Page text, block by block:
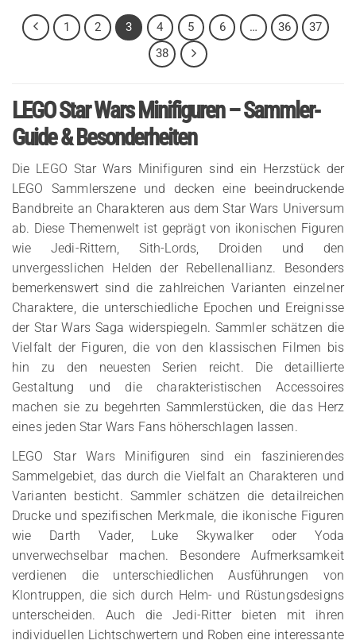
1 2 3 4 5 6 … 36
37
38
LEGO Star Wars Minifiguren – Sammler-
Guide & Besonderheiten
Die LEGO Star Wars Minifiguren sind ein Herzstück der
LEGO Sammlerszene und decken eine beeindruckende
Bandbreite an Charakteren aus dem Star Wars Universum
ab. Diese Themenwelt ist geprägt von ikonischen Figuren
wie Jedi-Rittern, Sith-Lords, Droiden und den
unvergesslichen Helden der Rebellenallianz. Besonders
bemerkenswert sind die zahlreichen Varianten einzelner
Charaktere, die unterschiedliche Epochen und Ereignisse
der Star Wars Saga widerspiegeln. Sammler schätzen die
Vielfalt der Figuren, die von den klassischen Filmen bis
hin zu den neuesten Serien reicht. Die detaillierte
Gestaltung und die charakteristischen Accessoires
machen sie zu begehrten Sammlerstücken, die das Herz
eines jeden Star Wars Fans höherschlagen lassen.
LEGO Star Wars Minifiguren sind ein faszinierendes
Sammelgebiet, das durch die Vielfalt an Charakteren und
Varianten besticht. Sammler schätzen die detailreichen
Drucke und spezifischen Merkmale, die ikonische Figuren
wie Darth Vader, Luke Skywalker oder Yoda
unverwechselbar machen. Besondere Aufmerksamkeit
verdienen die unterschiedlichen Ausführungen von
Klontruppen, die sich durch Helm- und Rüstungsdesigns
unterscheiden. Auch die Jedi-Ritter bieten mit ihren
individuellen Lichtschwertern und Roben eine interessante